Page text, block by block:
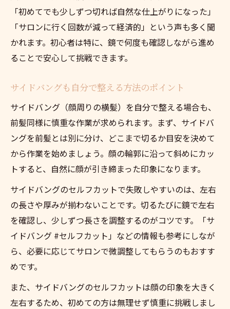
「初めてでも少しずつ切れば自然な仕上がりになった」
「サロンに行く回数が減って経済的」という声も多く聞
かれます。初心者は特に、鏡で何度も確認しながら進め
ることで安心して挑戦できます。
サイドバングも自分で整える方法のポイント
サイドバング（顔周りの横髪）を自分で整える場合も、
前髪同様に慎重な作業が求められます。まず、サイドバ
ングを前髪とは別に分け、どこまで切るか目安を決めて
から作業を始めましょう。顔の輪郭に沿って斜めにカッ
トすると、自然に顔が引き締まった印象になります。
サイドバングのセルフカットで失敗しやすいのは、左右
の長さや厚みが揃わないことです。切るたびに鏡で左右
を確認し、少しずつ長さを調整するのがコツです。「サ
イドバング #セルフカット」などの情報も参考にしなが
ら、必要に応じてサロンで微調整してもらうのもおすす
めです。
また、サイドバングのセルフカットは顔の印象を大きく
左右するため、初めての方は無理せず慎重に挑戦しまし